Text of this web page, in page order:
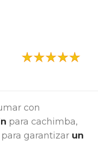
con
para cachimba,
garantizar un